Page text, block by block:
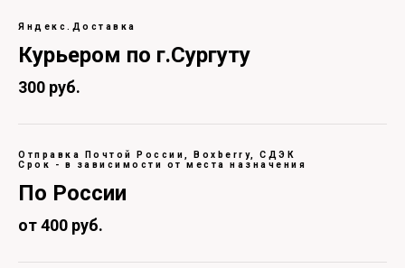
Яндекс.Доставка
Курьером по г.Сургуту
300 руб.
Отправка Почтой России, Boxberry, СДЭК
Срок - в зависимости от места назначения
По России
от 400 руб.